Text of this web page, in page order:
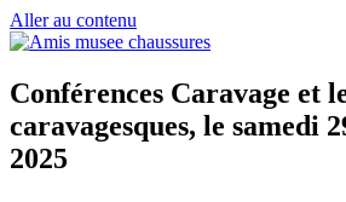
Aller au contenu
Conférences Caravage et
caravagesques, le samedi
2025